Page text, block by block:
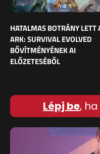
HATALMAS BOTRÁNY LETT
ARK: SURVIVAL EVOLVED
BŐVÍTMÉNYÉNEK AI
ELŐZETESÉBŐL
Lépj be,